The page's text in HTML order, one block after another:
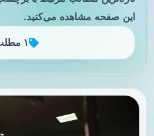
این صفحه مشاهده می‌کنید.
۱ مطلب